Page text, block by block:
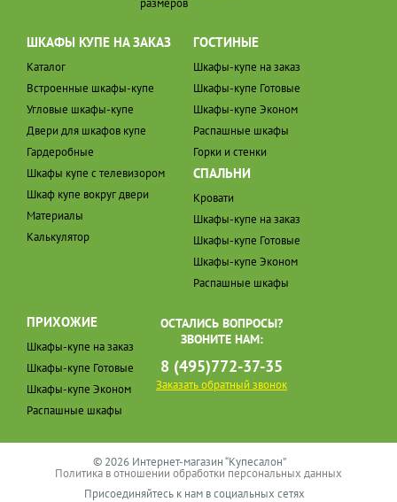
размеров
ШКАФЫ КУПЕ НА ЗАКАЗ
Каталог
Встроенные шкафы-купе
Угловые шкафы-купе
Двери для шкафов купе
Гардеробные
Шкафы купе с телевизором
Шкаф купе вокруг двери
Материалы
Калькулятор
ГОСТИНЫЕ
Шкафы-купе на заказ
Шкафы-купе Готовые
Шкафы-купе Эконом
Распашные шкафы
Горки и стенки
СПАЛЬНИ
Кровати
Шкафы-купе на заказ
Шкафы-купе Готовые
Шкафы-купе Эконом
Распашные шкафы
ПРИХОЖИЕ
Шкафы-купе на заказ
Шкафы-купе Готовые
Шкафы-купе Эконом
Распашные шкафы
ОСТАЛИСЬ ВОПРОСЫ?
ЗВОНИТЕ НАМ:
8 (495)772-37-35
Заказать обратный звонок
© 2026 Интернет-магазин “Купесалон”
Политика в отношении обработки персональных данных
Присоединяйтесь к нам в социальных сетях